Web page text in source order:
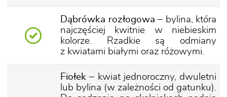
Dąbrówka rozłogowa – bylina, która
najczęściej kwitnie w niebieskim
kolorze. Rzadkie są odmiany
z kwiatami białymi oraz różowymi.
Fiołek – kwiat jednoroczny, dwuletni
lub bylina (w zależności od gatunku).